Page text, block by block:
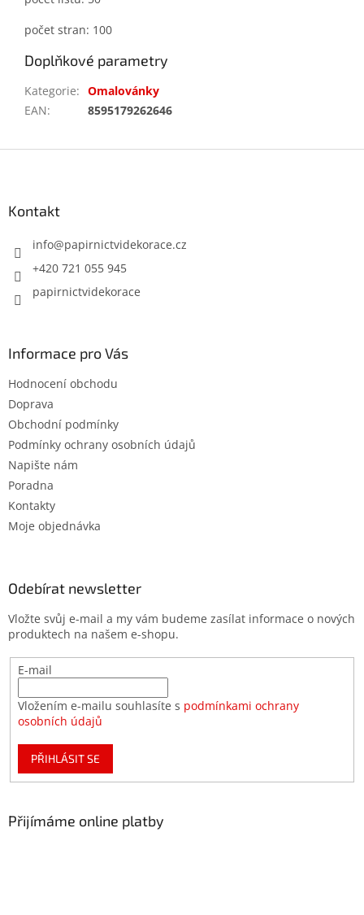
počet stran: 100
Doplňkové parametry
Kategorie: Omalovánky
EAN: 8595179262646
Kontakt
info@papirnictvidekorace.cz
+420 721 055 945
papirnictvidekorace
Informace pro Vás
Hodnocení obchodu
Doprava
Obchodní podmínky
Podmínky ochrany osobních údajů
Napište nám
Poradna
Kontakty
Moje objednávka
Odebírat newsletter
Vložte svůj e-mail a my vám budeme zasílat informace o nových
produktech na našem e-shopu.
E-mail
Vložením e-mailu souhlasíte s podmínkami ochrany
osobních údajů
PŘIHLÁSIT SE
Přijímáme online platby